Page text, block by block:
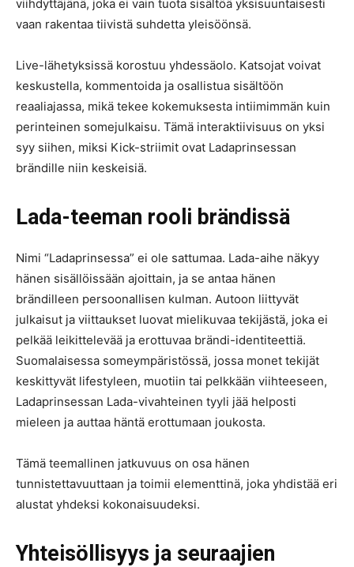
viihdyttäjänä, joka ei vain tuota sisältöä yksisuuntaisesti
vaan rakentaa tiivistä suhdetta yleisöönsä.
Live-lähetyksissä korostuu yhdessäolo. Katsojat voivat
keskustella, kommentoida ja osallistua sisältöön
reaaliajassa, mikä tekee kokemuksesta intiimimmän kuin
perinteinen somejulkaisu. Tämä interaktiivisuus on yksi
syy siihen, miksi Kick-striimit ovat Ladaprinsessan
brändille niin keskeisiä.
Lada-teeman rooli brändissä
Nimi “Ladaprinsessa” ei ole sattumaa. Lada-aihe näkyy
hänen sisällöissään ajoittain, ja se antaa hänen
brändilleen persoonallisen kulman. Autoon liittyvät
julkaisut ja viittaukset luovat mielikuvaa tekijästä, joka ei
pelkää leikittelevää ja erottuvaa brändi-identiteettiä.
Suomalaisessa someympäristössä, jossa monet tekijät
keskittyvät lifestyleen, muotiin tai pelkkään viihteeseen,
Ladaprinsessan Lada-vivahteinen tyyli jää helposti
mieleen ja auttaa häntä erottumaan joukosta.
Tämä teemallinen jatkuvuus on osa hänen
tunnistettavuuttaan ja toimii elementtinä, joka yhdistää eri
alustat yhdeksi kokonaisuudeksi.
Yhteisöllisyys ja seuraajien